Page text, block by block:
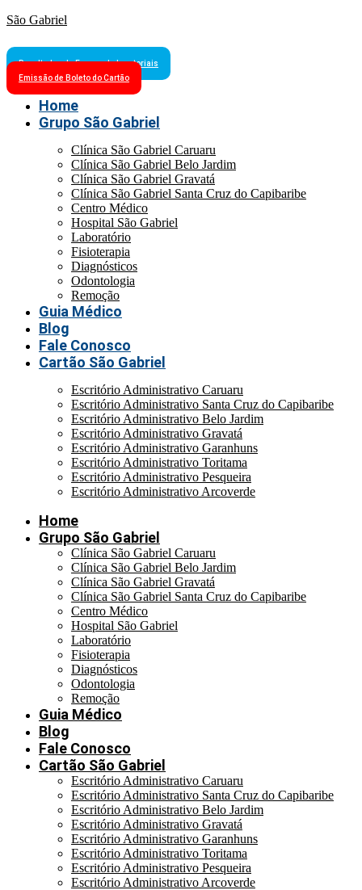
São Gabriel
Resultados de Exames Laboratoriais
Emissão de Boleto do Cartão
Home
Grupo São Gabriel
Clínica São Gabriel Caruaru
Clínica São Gabriel Belo Jardim
Clínica São Gabriel Gravatá
Clínica São Gabriel Santa Cruz do Capibaribe
Centro Médico
Hospital São Gabriel
Laboratório
Fisioterapia
Diagnósticos
Odontologia
Remoção
Guia Médico
Blog
Fale Conosco
Cartão São Gabriel
Escritório Administrativo Caruaru
Escritório Administrativo Santa Cruz do Capibaribe
Escritório Administrativo Belo Jardim
Escritório Administrativo Gravatá
Escritório Administrativo Garanhuns
Escritório Administrativo Toritama
Escritório Administrativo Pesqueira
Escritório Administrativo Arcoverde
Home
Grupo São Gabriel
Clínica São Gabriel Caruaru
Clínica São Gabriel Belo Jardim
Clínica São Gabriel Gravatá
Clínica São Gabriel Santa Cruz do Capibaribe
Centro Médico
Hospital São Gabriel
Laboratório
Fisioterapia
Diagnósticos
Odontologia
Remoção
Guia Médico
Blog
Fale Conosco
Cartão São Gabriel
Escritório Administrativo Caruaru
Escritório Administrativo Santa Cruz do Capibaribe
Escritório Administrativo Belo Jardim
Escritório Administrativo Gravatá
Escritório Administrativo Garanhuns
Escritório Administrativo Toritama
Escritório Administrativo Pesqueira
Escritório Administrativo Arcoverde